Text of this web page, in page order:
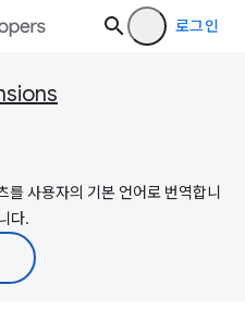
로그인
사용자의 기본 언어로 번역합니
다.